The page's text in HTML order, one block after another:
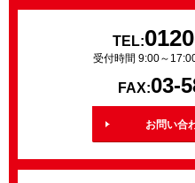
TEL:
受付時間 9:00～
FAX:03-
お問い合